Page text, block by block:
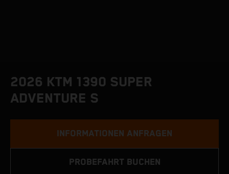
2026 KTM 1390 SUPER
ADVENTURE S
INFORMATIONEN ANFRAGEN
PROBEFAHRT BUCHEN